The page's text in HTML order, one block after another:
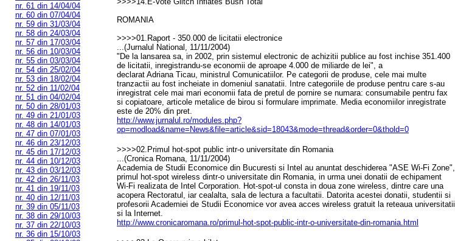
nr. 61 din 14/04/04
nr. 60 din 07/04/04
nr. 59 din 31/03/04
nr. 58 din 24/03/04
nr. 57 din 17/03/04
nr. 56 din 10/03/04
nr. 55 din 03/03/04
nr. 54 din 25/02/04
nr. 53 din 18/02/04
nr. 52 din 11/02/04
nr. 51 din 04/02/04
nr. 50 din 28/01/03
nr. 49 din 21/01/03
nr. 48 din 14/01/03
nr. 47 din 07/01/03
nr. 46 din 23/12/03
nr. 45 din 17/12/03
nr. 44 din 10/12/03
nr. 43 din 03/12/03
nr. 42 din 26/11/03
nr. 41 din 19/11/03
nr. 40 din 12/11/03
nr. 39 din 05/11/03
nr. 38 din 29/10/03
nr. 37 din 22/10/03
nr. 36 din 15/10/03
ROMANIA
>>>>01.Raport - 350.000 de licitatii electronice
...(Jurnalul National, 11/11/2004)
"De la lansarea sa, in 2002, prin sistemul electronic de achizitii publice au fost inchise 351.400
de licitatii, inregistrandu-se economii de aproape 4.000 de miliarde de lei", a
declarat Adriana Ticau, ministrul Comunicatiilor. Pe categorii de produse, cele mai multe
tranzactii au fost incheiate in domeniul sanatatii. Intre categoriile de produse pentru care s-au
inregistrat cele mai mari economii fata de pretul de pornire se numara: consumabile pentru fax
si copiatoare, articole metalice de birou si formulare imprimate. Media economiilor inregistrate
este de 20% din pret.
http://www.jurnalul.ro/modules.php?
op=modload&name=News&file=article&sid=18043&mode=thread&order=0&thold=0
>>>>02.Primul hot-spot public intr-o universitate din Romania
...(Cronica Romana, 11/11/2004)
Academia de Studii Economice din Bucuresti si Intel au anuntat deschiderea "ASE Wi-Fi Zone",
primul hot-spot wireless dintr-o universitate din Romania, in urma unei donatii de echipament
Wi-Fi realizata de Intel Corporation. Hot-spot-ul consta in doua zone wireless, dintre care una
acopera Rectoratul, iar cealalta, sala de lectura a facultatii. Datorita acestei donatii, studentii si
profesorii Academiei de Studii Economice vor avea acces wireless gratuit la reteaua universitatii
si la Internet.
http://www.cronicaromana.ro/primul-hot-spot-public-intr-o-universitate-din-romania.html